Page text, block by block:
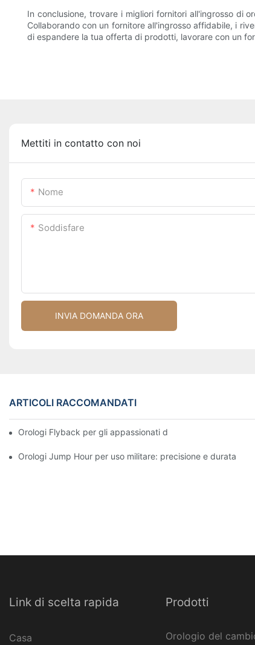
In conclusione, trovare i migliori fornitori all'ingrosso di
Collaborando con un fornitore all'ingrosso affidabile, i
di espandere la tua offerta di prodotti, lavorare con un
Mettiti in contatto con noi
Nome
Soddisfare
INVIA DOMANDA ORA
ARTICOLI RACCOMANDATI
Orologi Flyback per gli appassionati di aviazione:
Orologi Jump Hour per uso militare: precisione e durata
Link di scelta rapida
Casa
Prodotti
Orologio del